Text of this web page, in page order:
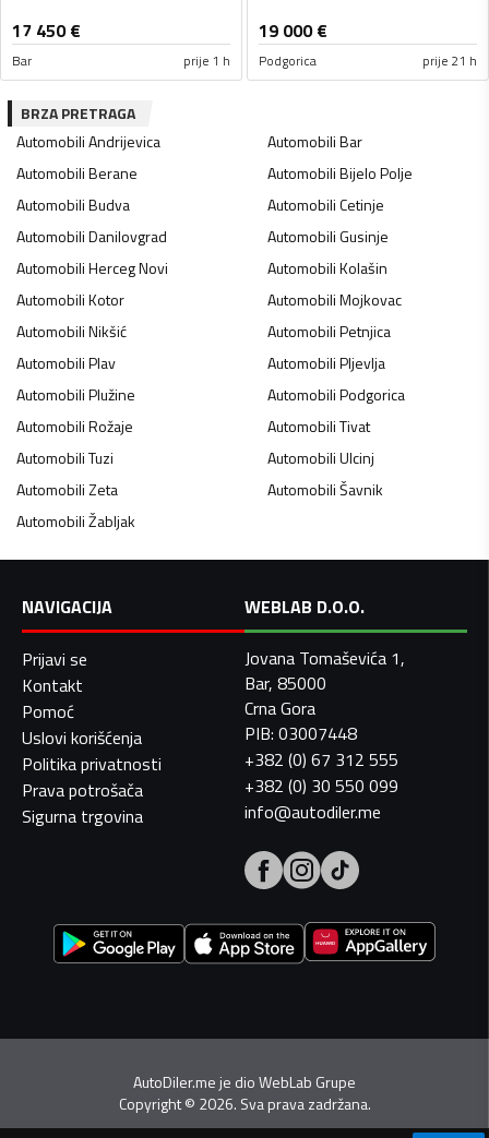
17 450€
Bar prije 1 h
19 000€
Podgorica prije 21 h
BRZA PRETRAGA
AutomobiliAndrijevica AutomobiliBar
AutomobiliBerane AutomobiliBijelo Polje
AutomobiliBudva AutomobiliCetinje
AutomobiliDanilovgrad AutomobiliGusinje
AutomobiliHerceg Novi AutomobiliKolašin
AutomobiliKotor AutomobiliMojkovac
AutomobiliNikšić AutomobiliPetnjica
AutomobiliPlav AutomobiliPljevlja
AutomobiliPlužine AutomobiliPodgorica
AutomobiliRožaje AutomobiliTivat
AutomobiliTuzi AutomobiliUlcinj
AutomobiliZeta AutomobiliŠavnik
AutomobiliŽabljak
NAVIGACIJA
Prijavi se
Kontakt
Pomoć
Uslovi korišćenja
Politika privatnosti
Prava potrošača
Sigurna trgovina
WEBLAB D.O.O.
Jovana Tomaševića 1,
Bar, 85000
Crna Gora
PIB: 03007448
+382 (0) 67 312 555
+382 (0) 30 550 099
info@autodiler.me
AutoDiler.me je dioWebLab Grupe
Copyright© 2026. Sva prava zadržana.